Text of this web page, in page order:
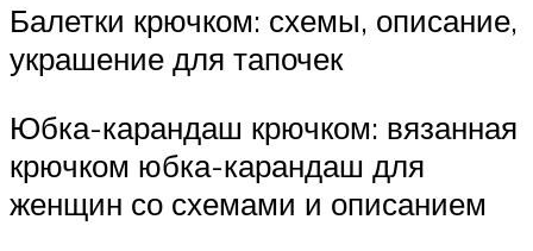
Балетки крючком: схемы, описание,
украшение для тапочек
Юбка-карандаш крючком: вязанная
крючком юбка-карандаш для
женщин со схемами и описанием